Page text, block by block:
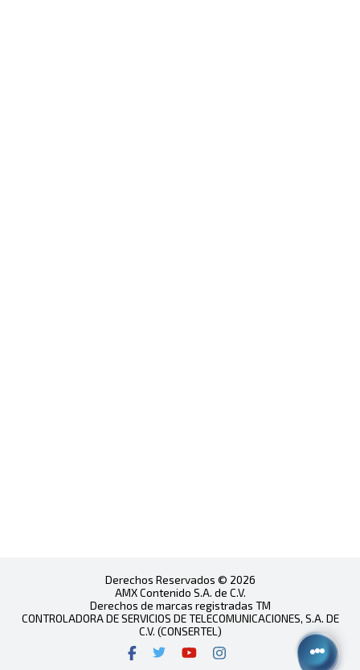
Derechos Reservados © 2026
AMX Contenido S.A. de C.V.
Derechos de marcas registradas TM
CONTROLADORA DE SERVICIOS DE TELECOMUNICACIONES, S.A. DE
C.V. (CONSERTEL)